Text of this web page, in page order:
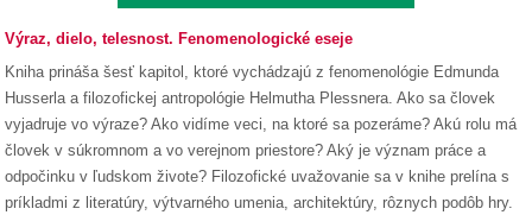
Výraz, dielo, telesnost. Fenomenologické eseje
Kniha prináša šesť kapitol, ktoré vychádzajú z fenomenológie Edmunda
Husserla a filozofickej antropológie Helmutha Plessnera. Ako sa človek
vyjadruje vo výraze? Ako vidíme veci, na ktoré sa pozeráme? Akú rolu má
človek v súkromnom a vo verejnom priestore? Aký je význam práce a
odpočinku v ľudskom živote? Filozofické uvažovanie sa v knihe prelína s
príkladmi z literatúry, výtvarného umenia, architektúry, rôznych podôb hry.